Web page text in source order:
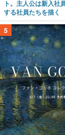
ト。主人公は新入社
する社員たちを描く
5